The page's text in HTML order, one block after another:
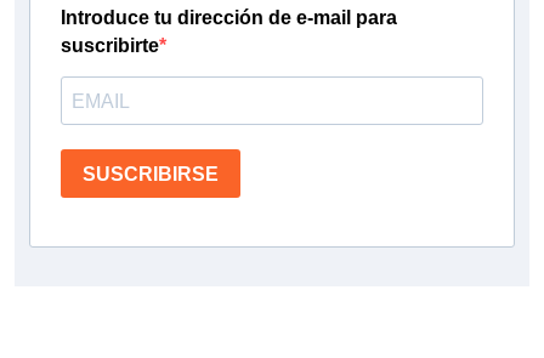
Introduce tu dirección de e-mail para
suscribirte
SUSCRIBIRSE